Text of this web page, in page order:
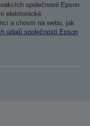
společnosti Epson
elektronické
a chovní na webu, jak
údajů společnosti Epson